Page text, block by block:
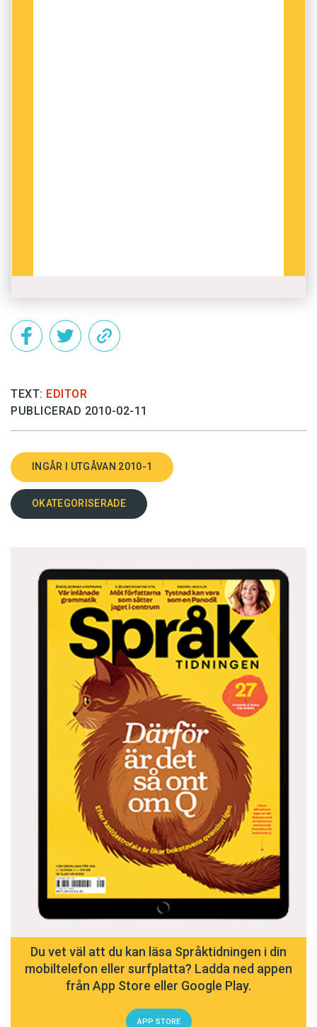
TEXT: EDITOR
PUBLICERAD 2010-02-11
INGÅR I UTGÅVAN 2010-1
OKATEGORISERADE
Du vet väl att du kan läsa Språktidningen i din
mobiltelefon eller surfplatta? Ladda ned appen
från App Store eller Google Play.
APP STORE